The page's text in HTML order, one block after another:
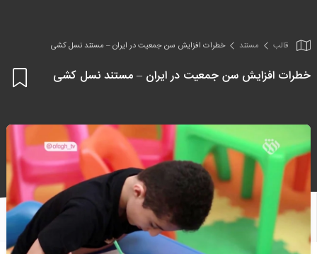
قالب مستند خطرات افزایش سن جمعیت در ایران – مستند نسل کشی
خطرات افزایش سن جمعیت در ایران – مستند نسل کشی